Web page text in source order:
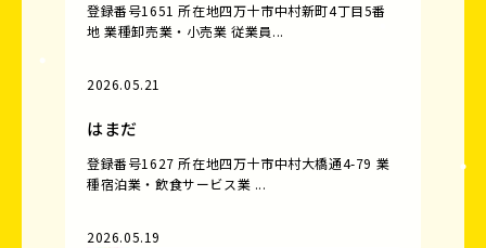
登録番号1651 所在地四万十市中村新町4丁目5番
地 業種卸売業・小売業 従業員...
2026.05.21
はまだ
登録番号1627 所在地四万十市中村大橋通4-79 業
種宿泊業・飲食サービス業 ...
2026.05.19